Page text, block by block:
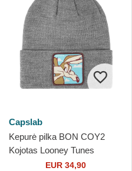
Capslab
Kepurė pilka BON COY2
Kojotas Looney Tunes
EUR 34,90